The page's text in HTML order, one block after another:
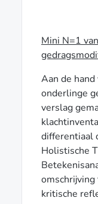
Mini N=1
Aan de hand
onderlinge
verslag
differentiaal
Holistische
kritische